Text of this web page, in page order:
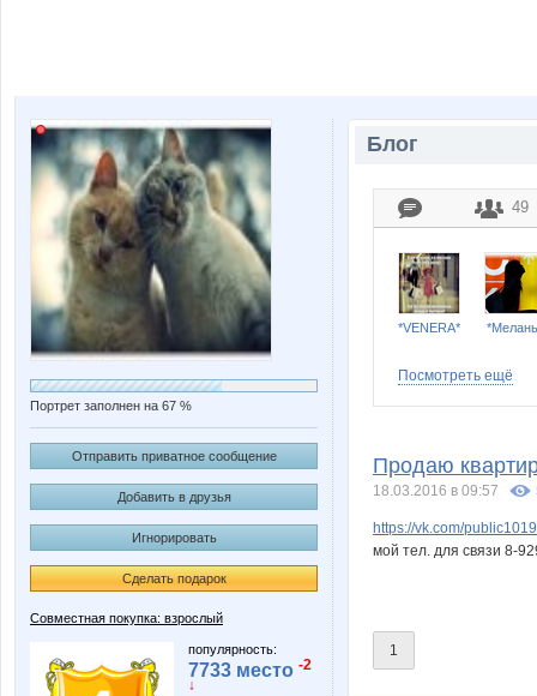
Портрет заполнен на 67 %
Отправить приватное сообщение
Добавить в друзья
Игнорировать
Сделать подарок
Совместная покупка: взрослый
популярность:
7733 место -2
↓
Блог
49
*VENERA*
Посмотреть ещё
Продаю
18.03.2016 в 09:57
https://vk.com/
мой тел. для связи 8-
1